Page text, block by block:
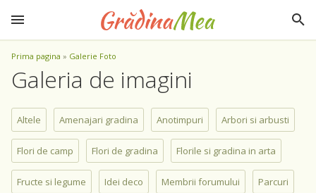
Prima pagina » Galerie Foto
Galeria de imagini
Altele Amenajari gradina Anotimpuri Arbori si arbusti
Flori de camp Flori de gradina Florile si gradina in arta
Fructe si legume Idei deco Membrii forumului Parcuri